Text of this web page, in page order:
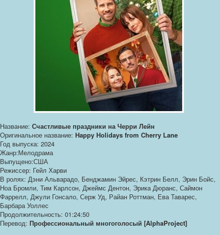
Название: Счастливые праздники на Черри Лейн
Оригинальное название: Happy Holidays from Cherry Lane
Год выпуска: 2024
Жанр:Мелодрама
Выпущено:США
Режиссер: Гейл Харви
В ролях: Дэни Альварадо, Бенджамин Эйрес, Кэтрин Белл, Эрин Бойс,
Ноа Бромли, Тим Карлсон, Джеймс Дентон, Эрика Дюранс, Саймон
Фаррелл, Джули Гонсало, Серж Уд, Райан Роттман, Ева Таварес,
Барбара Уоллес
Продолжительность: 01:24:50
Перевод: Профессиональный многоголосый [AlphaProject]